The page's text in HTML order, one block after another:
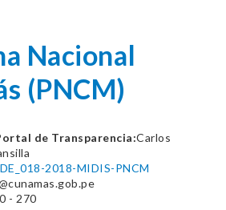
Nacional
(PNCM)
de Transparencia:Carlos
2018-MIDIS-PNCM
- 270